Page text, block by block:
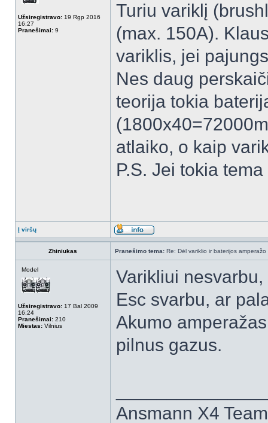
Užsiregistravo: 19 Rgp 2016
16:27
Pranešimai: 9
Turiu variklį
(max. 150A).
variklis, jei
Nes daug
teorija tokia
atlaiko, o kaip
P.S. Jei tokia
Į viršų
Zhiniukas Pranešimo tema: Re: Dėl variklio ir baterijos amperažo
Model
Užsiregistravo: 17 Bal 2009
16:24
Pranešimai: 210
Miestas: Vilnius
Varikliui
Esc svarbu, ar
Akumo
pilnus gazus.
Ansmann X4